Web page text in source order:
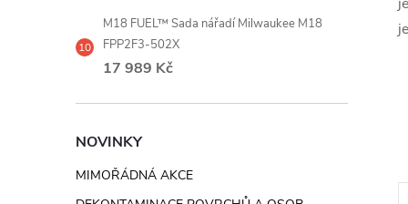
M18 FUEL™ Sada nářadí Milwaukee M18
FPP2F3-502X
17 989 Kč
NOVINKY
MIMOŘÁDNÁ AKCE